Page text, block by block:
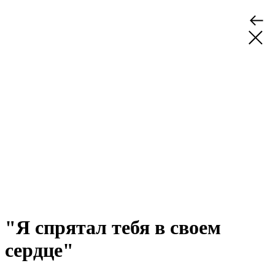
"Я спрятал тебя в своем
сердце"